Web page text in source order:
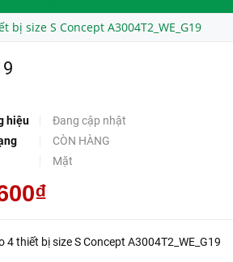
bị size S Concept A3004T2_WE_G19
hiệu
Đang cập nhật
CÒN HÀNG
Mặt
4 thiết bị size S Concept A3004T2_WE_G19